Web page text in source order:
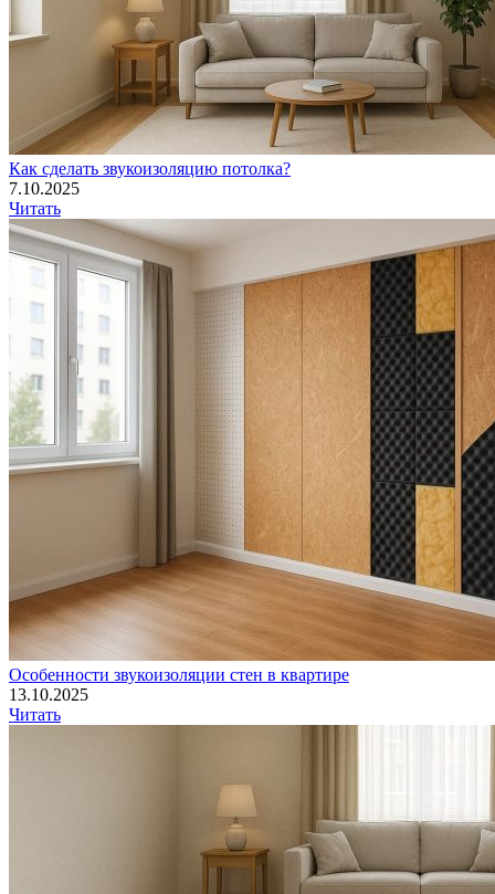
Как сделать звукоизоляцию потолка?
7.10.2025
Читать
Особенности звукоизоляции стен в квартире
13.10.2025
Читать